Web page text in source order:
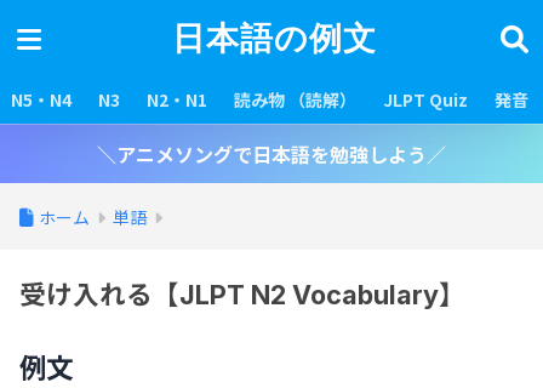
日本語の例文
N5・N4 N3 N2・N1 読み物 （読解） JLPT Quiz 発音
＼アニメソングで日本語を勉強しよう／
ホーム 単語
受け入れる【JLPT N2 Vocabulary】
例文